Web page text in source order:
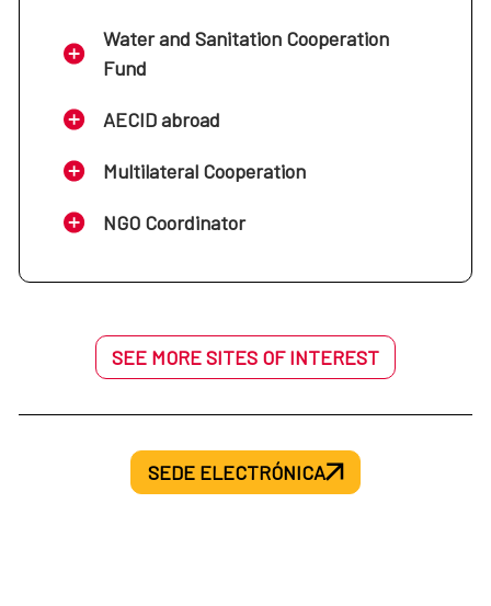
Water and Sanitation Cooperation
Fund
AECID abroad
Multilateral Cooperation
NGO Coordinator
SEE MORE SITES OF INTEREST
SEDE ELECTRÓNICA